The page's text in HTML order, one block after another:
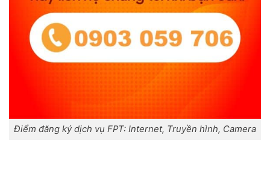
Điểm đăng ký dịch vụ FPT: Internet, Truyền hình, Camera